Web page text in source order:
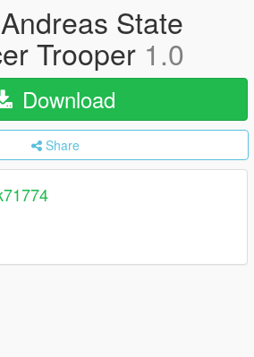
State
Trooper 1.0
Download
Share